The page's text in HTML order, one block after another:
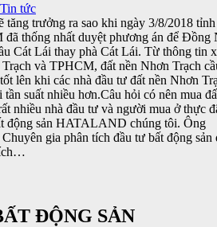
Tin tức
tăng trưởng ra sao khi ngày 3/8/2018 tỉnh
thống nhất duyệt phương án để Đồng
Cát Lái thay phà Cát Lái. Từ thông tin
và TPHCM, đất nền Nhơn Trạch
lên khi các nhà đầu tư đất nền Nhơn
tần suất nhiều hơn.Câu hỏi có nên mua
nhiều nhà đầu tư và người mua ở thực
động sản HATALAND chúng tôi. Ông
gia phân tích đầu tư bất động sản
ĐỘNG SẢN